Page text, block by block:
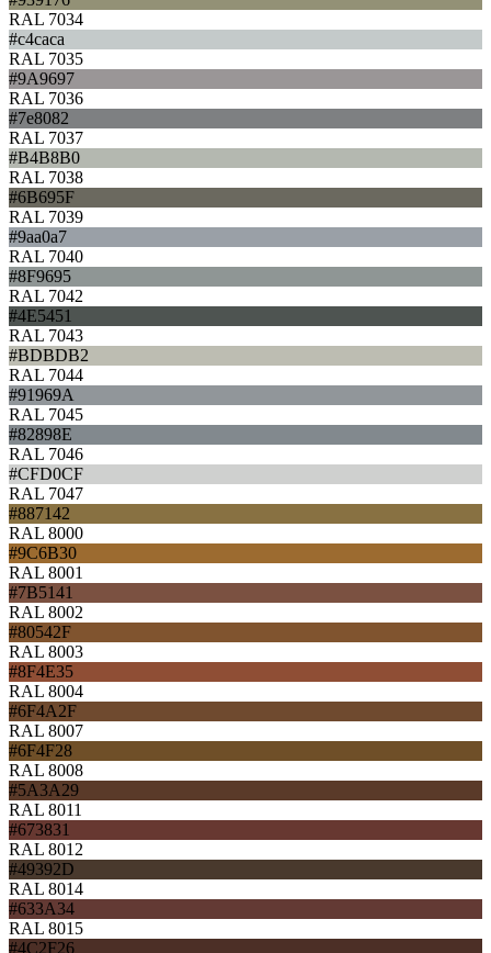
RAL 7034
#c4caca
RAL 7035
#9A9697
RAL 7036
#7e8082
RAL 7037
#B4B8B0
RAL 7038
#6B695F
RAL 7039
#9aa0a7
RAL 7040
#8F9695
RAL 7042
#4E5451
RAL 7043
#BDBDB2
RAL 7044
#91969A
RAL 7045
#82898E
RAL 7046
#CFD0CF
RAL 7047
#887142
RAL 8000
#9C6B30
RAL 8001
#7B5141
RAL 8002
#80542F
RAL 8003
#8F4E35
RAL 8004
#6F4A2F
RAL 8007
#6F4F28
RAL 8008
#5A3A29
RAL 8011
#673831
RAL 8012
#49392D
RAL 8014
#633A34
RAL 8015
#4C2F26